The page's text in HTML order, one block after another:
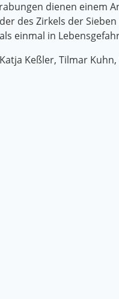
dienen einem
des Zirkels der
einmal in
Keßler, Tilmar